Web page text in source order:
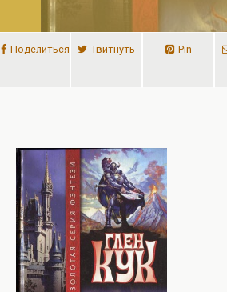
Поделиться Твитнуть Pin